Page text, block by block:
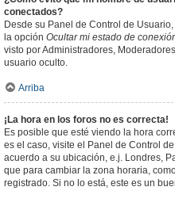
conectados?
Desde su Panel de Control de
la opción Ocultar mi estado de
visto por Administradores,
usuario oculto.
Arriba
¡La hora en los foros no es correcta!
Es posible que esté viendo la hora
es el caso, visite el Panel de Control
acuerdo a su ubicación, e.j. Londres,
que para cambiar la zona horaria,
registrado. Si no lo está, este es un